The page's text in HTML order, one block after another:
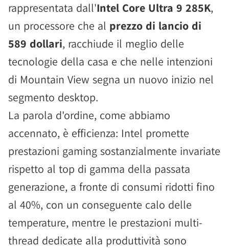
rappresentata dall'Intel Core Ultra 9 285K,
un processore che al prezzo di lancio di
589 dollari, racchiude il meglio delle
tecnologie della casa e che nelle intenzioni
di Mountain View segna un nuovo inizio nel
segmento desktop.
La parola d'ordine, come abbiamo
accennato, è efficienza: Intel promette
prestazioni gaming sostanzialmente invariate
rispetto al top di gamma della passata
generazione, a fronte di consumi ridotti fino
al 40%, con un conseguente calo delle
temperature, mentre le prestazioni multi-
thread dedicate alla produttività sono